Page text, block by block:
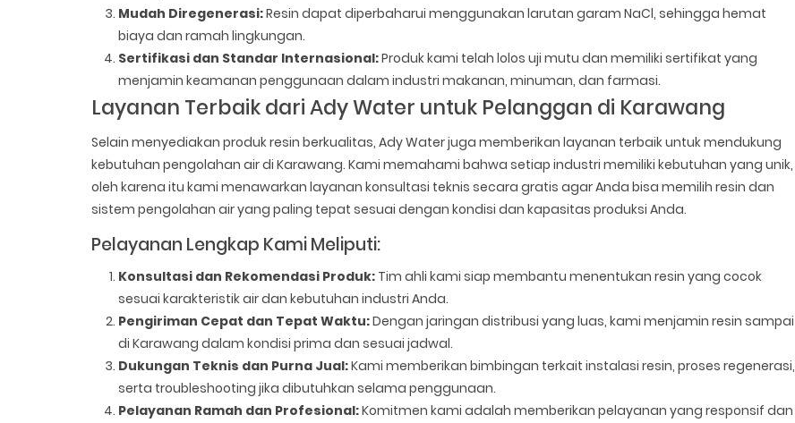
Mudah Diregenerasi:Resin dapat diperbaharui menggunakan larutan garam NaCl, sehingga hemat
biaya dan ramah lingkungan.
Sertifikasi dan Standar Internasional:Produk kami telah lolos uji mutu dan memiliki sertifikat yang
menjamin keamanan penggunaan dalam industri makanan, minuman, dan farmasi.
Layanan Terbaik dari Ady Water untuk Pelanggan di Karawang
Selain menyediakan produk resin berkualitas, Ady Water juga memberikan layanan terbaik untuk mendukung
kebutuhan pengolahan air di Karawang. Kami memahami bahwa setiap industri memiliki kebutuhan yang unik,
oleh karena itu kami menawarkan layanan konsultasi teknis secara gratis agar Anda bisa memilih resin dan
sistem pengolahan air yang paling tepat sesuai dengan kondisi dan kapasitas produksi Anda.
Pelayanan Lengkap Kami Meliputi:
Konsultasi dan Rekomendasi Produk: Tim ahli kami siap membantu menentukan resin yang cocok
sesuai karakteristik air dan kebutuhan industri Anda.
Pengiriman Cepat dan Tepat Waktu:Dengan jaringan distribusi yang luas, kami menjamin resin sampai
di Karawang dalam kondisi prima dan sesuai jadwal.
Dukungan Teknis dan Purna Jual:Kami memberikan bimbingan terkait instalasi resin, proses regenerasi,
serta troubleshooting jika dibutuhkan selama penggunaan.
Pelayanan Ramah dan Profesional:Komitmen kami adalah memberikan pelayanan yang responsif dan